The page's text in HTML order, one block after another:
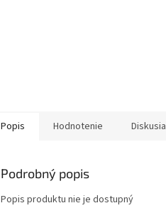
Popis Hodnotenie Diskusia
Podrobný popis
Popis produktu nie je dostupný